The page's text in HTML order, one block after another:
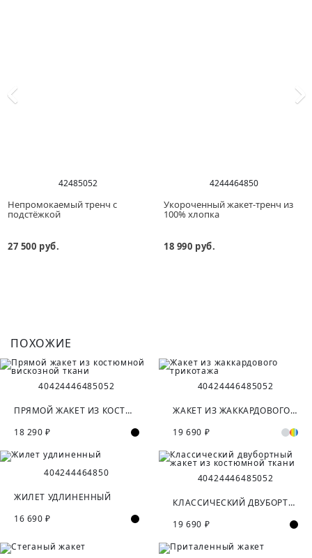
42485052
Непромокаемый тренч с
подстёжкой
27 500 руб.
4244464850
Укороченный жакет-тренч из
100% хлопка
18 990 руб.
ПОХОЖИЕ
40424446485052
ПРЯМОЙ ЖАКЕТ ИЗ КОСТЮМНОЙ ВИСКОЗНОЙ ТКАНИ
18 290 ₽
40424446485052
ЖАКЕТ ИЗ ЖАККАРДОВОГО ТРИКОТАЖА
19 690 ₽
404244464850
ЖИЛЕТ УДЛИНЕННЫЙ
16 690 ₽
40424446485052
КЛАССИЧЕСКИЙ ДВУБОРТНЫЙ ЖАКЕТ ИЗ КОСТЮМНОЙ ТКАНИ
19 690 ₽